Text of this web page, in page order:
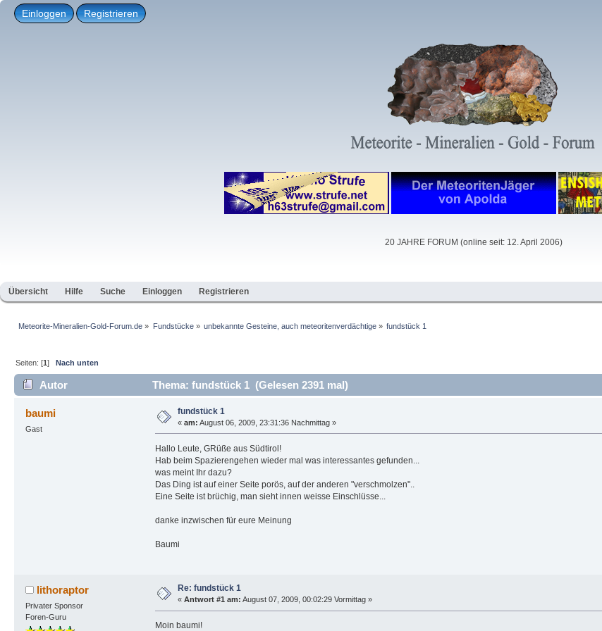
Einloggen Registrieren
20 JAHRE FORUM (online seit: 12. April 2006)
Übersicht Hilfe Suche Einloggen Registrieren
Meteorite-Mineralien-Gold-Forum.de » Fundstücke» unbekannte Gesteine, auch meteoritenverdächtige» fundstück 1
Seiten: [1]Nach unten
Autor Thema: fundstück 1 (Gelesen 2391 mal)
baumi
Gast
fundstück 1
« am: August 06, 2009, 23:31:36 Nachmittag »
Hallo Leute, GRüße aus Südtirol!
Hab beim Spazierengehen wieder mal was interessantes gefunden...
was meint Ihr dazu?
Das Ding ist auf einer Seite porös, auf der anderen "verschmolzen"..
Eine Seite ist brüchig, man sieht innen weisse Einschlüsse...
danke inzwischen für eure Meinung
Baumi
lithoraptor
Privater Sponsor
Foren-Guru
Re: fundstück 1
« Antwort #1 am: August 07, 2009, 00:02:29 Vormittag »
Moin baumi!